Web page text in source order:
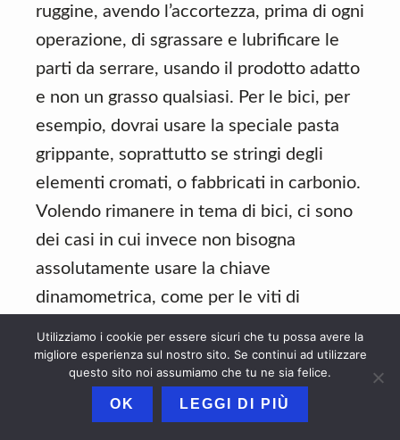
ruggine, avendo l’accortezza, prima di ogni
operazione, di sgrassare e lubrificare le
parti da serrare, usando il prodotto adatto
e non un grasso qualsiasi. Per le bici, per
esempio, dovrai usare la speciale pasta
grippante, soprattutto se stringi degli
elementi cromati, o fabbricati in carbonio.
Volendo rimanere in tema di bici, ci sono
dei casi in cui invece non bisogna
assolutamente usare la chiave
dinamometrica, come per le viti di
dello sterzo, o quelle del collarino del
freno, che vanno appuntate quanto basta
ad evitare movimenti fuori corsa.
Utilizziamo i cookie per essere sicuri che tu possa avere la
migliore esperienza sul nostro sito. Se continui ad utilizzare
questo sito noi assumiamo che tu ne sia felice.
OK LEGGI DI PIÙ